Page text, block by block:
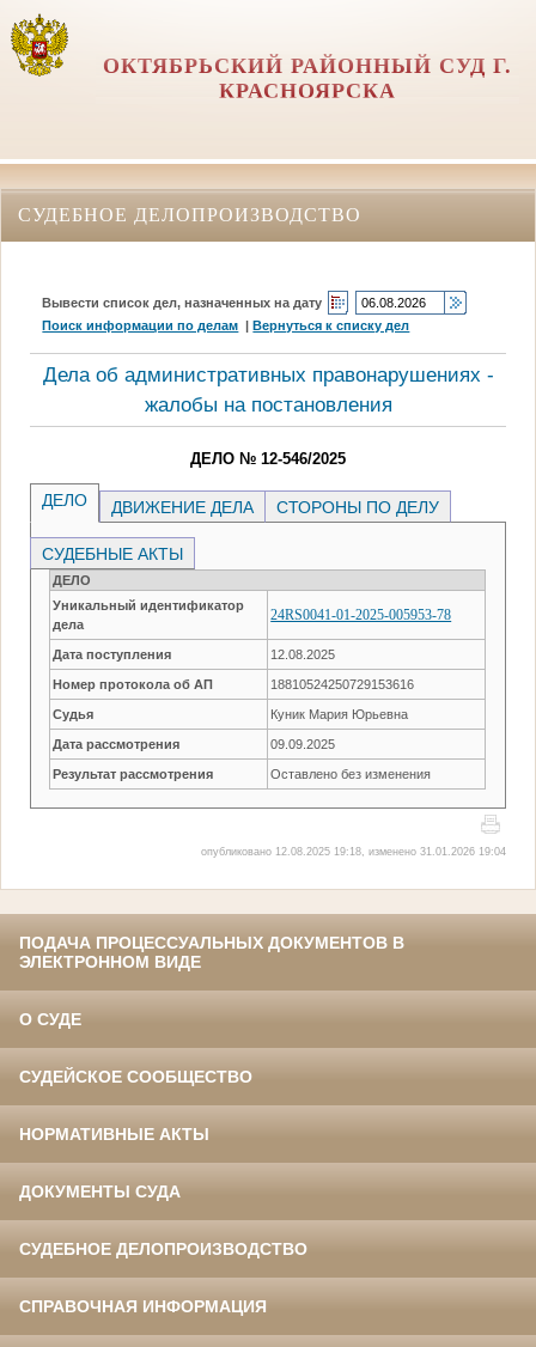
ОКТЯБРЬСКИЙ РАЙОННЫЙ СУД Г.
КРАСНОЯРСКА
СУДЕБНОЕ ДЕЛОПРОИЗВОДСТВО
Вывести список дел, назначенных на дату
Поиск информации по делам |Вернуться к списку дел
Дела об административных правонарушениях -
жалобы на постановления
ДЕЛО № 12-546/2025
ДЕЛО ДВИЖЕНИЕ ДЕЛА СТОРОНЫ ПО ДЕЛУ
СУДЕБНЫЕ АКТЫ
ДЕЛО
Уникальный идентификатор
дела
24RS0041-01-2025-005953-78
Дата поступления 12.08.2025
Номер протокола об АП 18810524250729153616
Судья Куник Мария Юрьевна
Дата рассмотрения 09.09.2025
Результат рассмотрения Оставлено без изменения
опубликовано 12.08.2025 19:18, изменено 31.01.2026 19:04
ПОДАЧА ПРОЦЕССУАЛЬНЫХ ДОКУМЕНТОВ В
ЭЛЕКТРОННОМ ВИДЕ
О СУДЕ
СУДЕЙСКОЕ СООБЩЕСТВО
НОРМАТИВНЫЕ АКТЫ
ДОКУМЕНТЫ СУДА
СУДЕБНОЕ ДЕЛОПРОИЗВОДСТВО
СПРАВОЧНАЯ ИНФОРМАЦИЯ